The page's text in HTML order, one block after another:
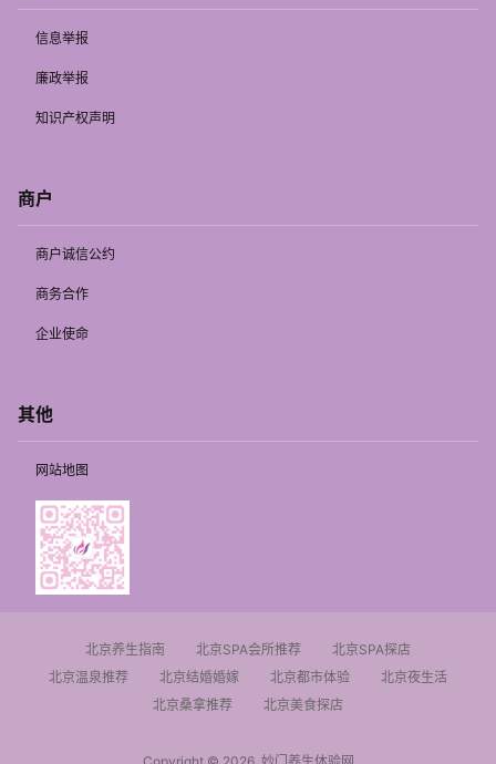
信息举报
廉政举报
知识产权声明
商户
商户诚信公约
商务合作
企业使命
其他
网站地图
北京养生指南 北京SPA会所推荐
北京SPA探店
北京温泉推荐
北京结婚婚嫁 北京都市体验
北京夜生活
北京桑拿推荐
北京美食探店